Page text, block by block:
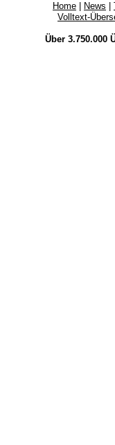
Home News
Volltext-
Über 3.750.000